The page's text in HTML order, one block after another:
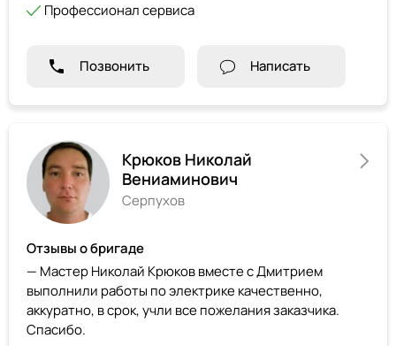
Профессионал сервиса
Позвонить Написать
Крюков Николай
Вениаминович
Серпухов
Отзывы о бригаде
— Мастер Николай Крюков вместе с Дмитрием
выполнили работы по электрике качественно,
аккуратно, в срок, учли все пожелания заказчика.
Спасибо.